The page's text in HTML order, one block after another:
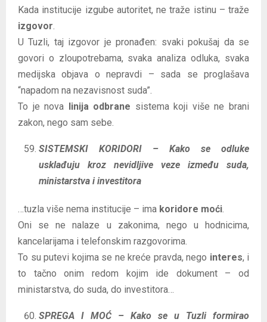
Kada institucije izgube autoritet, ne traže istinu – traže
izgovor.
U Tuzli, taj izgovor je pronađen: svaki pokušaj da se
govori o zloupotrebama, svaka analiza odluka, svaka
medijska objava o nepravdi – sada se proglašava
“napadom na nezavisnost suda”.
To je nova linija odbrane sistema koji više ne brani
zakon, nego sam sebe.
SISTEMSKI KORIDORI – Kako se odluke
usklađuju kroz nevidljive veze između suda,
ministarstva i investitora
…tuzla više nema institucije – ima koridore moći.
Oni se ne nalaze u zakonima, nego u hodnicima,
kancelarijama i telefonskim razgovorima.
To su putevi kojima se ne kreće pravda, nego interes, i
to tačno onim redom kojim ide dokument – od
ministarstva, do suda, do investitora…
SPREGA I MOĆ – Kako se u Tuzli formirao